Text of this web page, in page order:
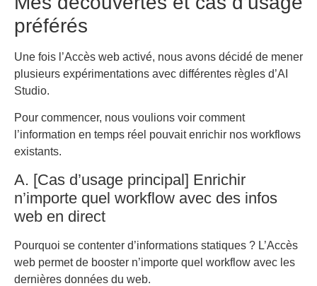
préférés
Une fois l’Accès web activé, nous avons décidé de mener
plusieurs expérimentations avec différentes règles d’AI
Studio.
Pour commencer, nous voulions voir comment
l’information en temps réel pouvait enrichir nos workflows
existants.
A. [Cas d’usage principal] Enrichir
n’importe quel workflow avec des infos
web en direct
Pourquoi se contenter d’informations statiques ? L’Accès
web permet de booster n’importe quel workflow avec les
dernières données du web.